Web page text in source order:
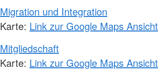
Migration und Integration
Karte: Link zur Google Maps Ansicht
Mitgliedschaft
Karte: Link zur Google Maps Ansicht